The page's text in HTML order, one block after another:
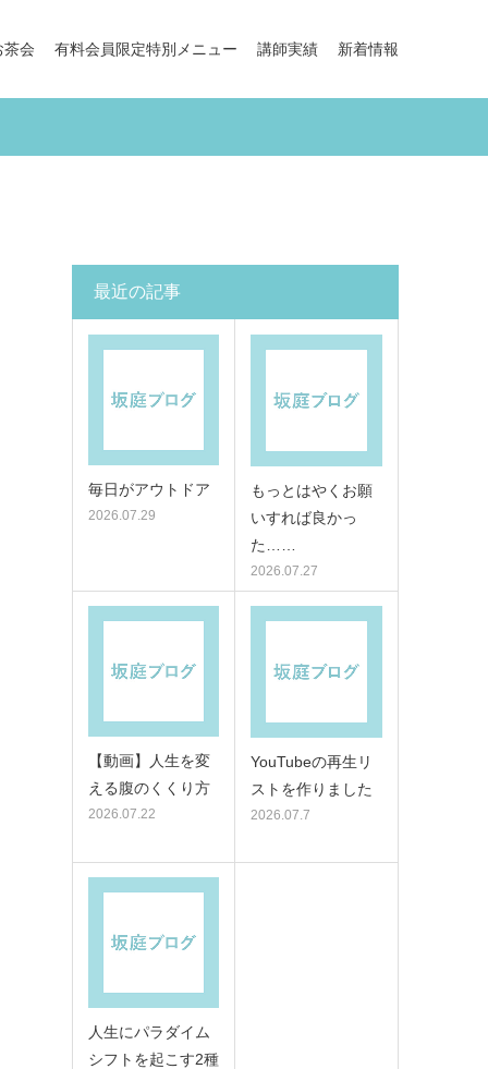
茶会 有料会員限定特別メニュー 講師実績 新着情報
最近の記事
毎日がアウトドア
2026.07.29
もっとはやくお願
いすれば良かっ
た……
2026.07.27
【動画】人生を変
える腹のくくり方
2026.07.22
YouTubeの再生リ
ストを作りました
2026.07.7
人生にパラダイム
シフトを起こす2種